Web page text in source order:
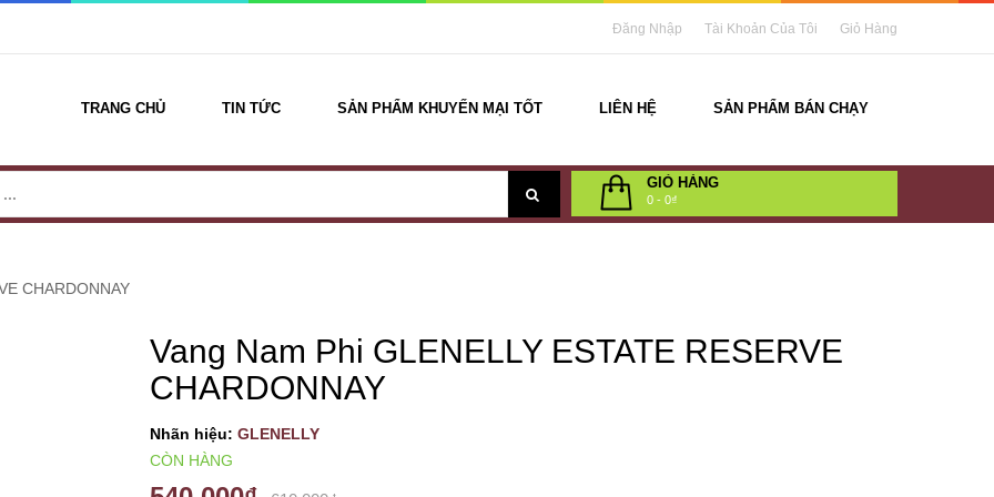
Đăng Nhập Tài Khoản Của Tôi Giỏ Hàng
TRANG CHỦ TIN TỨC SẢN PHẨM KHUYẾN MẠI TỐT LIÊN HỆ SẢN PHẨM BÁN CHẠY
GIỎ HÀNG
0 - 0₫
CHARDONNAY
Vang Nam Phi GLENELLY ESTATE RESERVE
CHARDONNAY
Nhãn hiệu: GLENELLY
CÒN HÀNG